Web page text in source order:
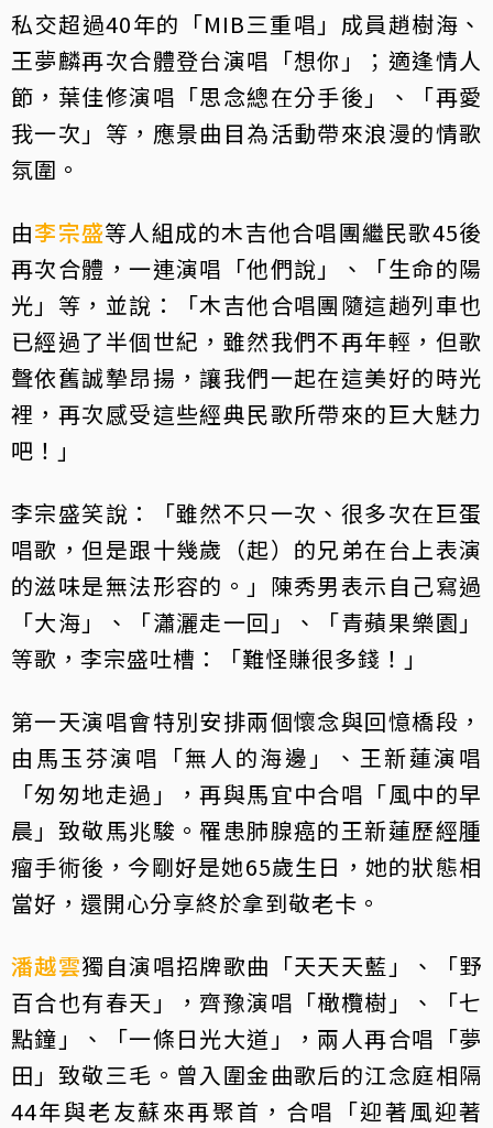
私交超過40年的「MIB三重唱」成員趙樹海、
王夢麟再次合體登台演唱「想你」；適逢情人
節，葉佳修演唱「思念總在分手後」、「再愛
我一次」等，應景曲目為活動帶來浪漫的情歌
氛圍。
由李宗盛等人組成的木吉他合唱團繼民歌45後
再次合體，一連演唱「他們說」、「生命的陽
光」等，並說：「木吉他合唱團隨這趟列車也
已經過了半個世紀，雖然我們不再年輕，但歌
聲依舊誠摯昂揚，讓我們一起在這美好的時光
裡，再次感受這些經典民歌所帶來的巨大魅力
吧！」
李宗盛笑說：「雖然不只一次、很多次在巨蛋
唱歌，但是跟十幾歲（起）的兄弟在台上表演
的滋味是無法形容的。」陳秀男表示自己寫過
「大海」、「瀟灑走一回」、「青蘋果樂園」
等歌，李宗盛吐槽：「難怪賺很多錢！」
第一天演唱會特別安排兩個懷念與回憶橋段，
由馬玉芬演唱「無人的海邊」、王新蓮演唱
「匆匆地走過」，再與馬宜中合唱「風中的早
晨」致敬馬兆駿。罹患肺腺癌的王新蓮歷經腫
瘤手術後，今剛好是她65歲生日，她的狀態相
當好，還開心分享終於拿到敬老卡。
潘越雲獨自演唱招牌歌曲「天天天藍」、「野
百合也有春天」，齊豫演唱「橄欖樹」、「七
點鐘」、「一條日光大道」，兩人再合唱「夢
田」致敬三毛。曾入圍金曲歌后的江念庭相隔
44年與老友蘇來再聚首，合唱「迎著風迎著